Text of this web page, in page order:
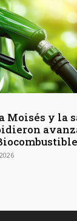
Moisés y la